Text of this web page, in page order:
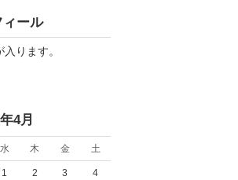
ィール
ります。
4月
水 木 金 土
1 2 3 4